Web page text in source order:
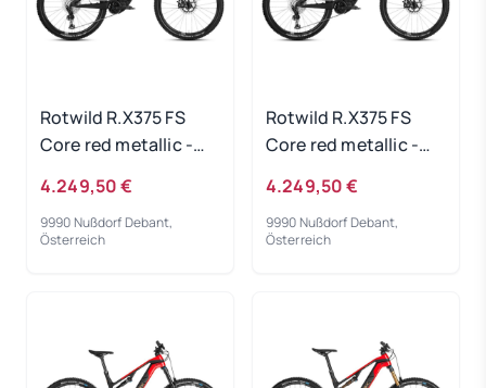
Rotwild R.X375 FS
Core red metallic -
4.249,50 €
9990 Nußdorf Debant,
Österreich
Rotwild R.X375 FS
Core red metallic -
4.249,50 €
9990 Nußdorf Debant,
Österreich